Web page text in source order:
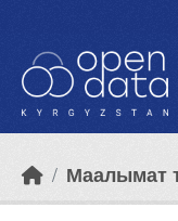
Маалымат